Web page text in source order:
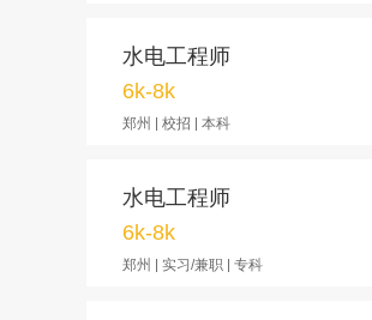
水电工程师
6k-8k
郑州 | 校招 | 本科
水电工程师
6k-8k
郑州 | 实习/兼职 | 专科